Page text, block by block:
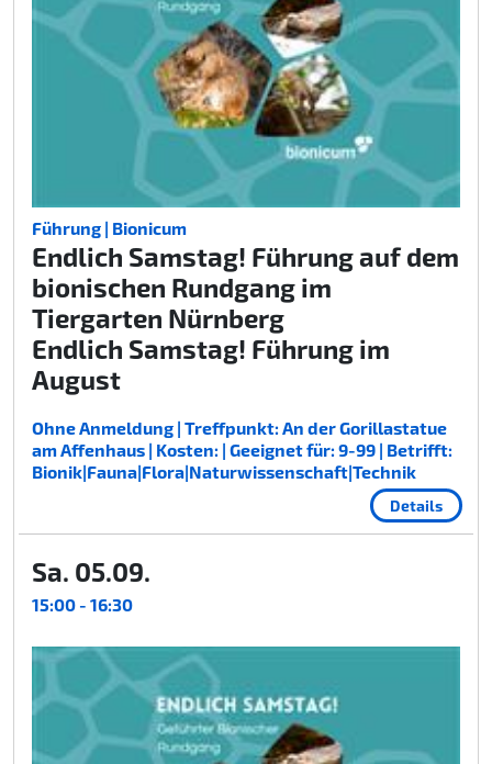
Führung | Bionicum
Endlich Samstag! Führung auf dem
bionischen Rundgang im
Tiergarten Nürnberg
Endlich Samstag! Führung im
August
Ohne Anmeldung | Treffpunkt: An der Gorillastatue
am Affenhaus | Kosten: | Geeignet für: 9-99 | Betrifft:
Bionik|Fauna|Flora|Naturwissenschaft|Technik
Details
Sa. 05.09.
15:00 - 16:30